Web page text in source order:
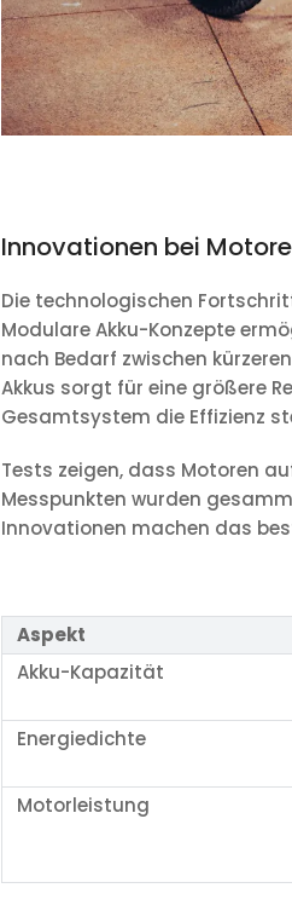
Innovationen bei
Die technologischen
Modulare Akku-Konzepte
nach Bedarf zwischen
Akkus sorgt für eine größere
Gesamtsystem die Effizienz
Tests zeigen, dass Motoren
Messpunkten wurden
Innovationen machen das
Aspekt
Akku-Kapazität
Energiedichte
Motorleistung